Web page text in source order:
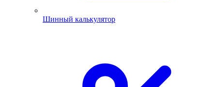
Шинный калькулятор